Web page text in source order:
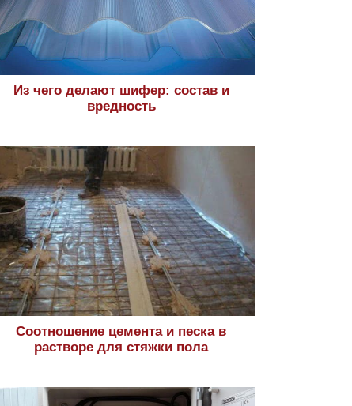
Из чего делают шифер: состав и
вредность
Соотношение цемента и песка в
растворе для стяжки пола